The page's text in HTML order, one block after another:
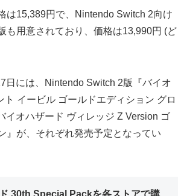
は15,389円で、Nintendo Switch 2向け
も用意されており、価格は13,990円 (ど
日には、Nintendo Switch 2版『バイオ
ト イービル ゴールドエディション グロ
イオハザード ヴィレッジ Z Version ゴ
』が、それぞれ発売予定となってい
30th Special Packを各ストアで購